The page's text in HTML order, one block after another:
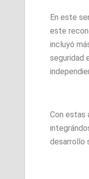
En este
este
incluyó
seguridad
Con estas
desarrollo